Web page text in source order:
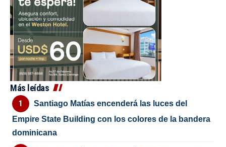
Más leídas
Santiago Matías encenderá las luces del
Empire State Building con los colores de la bandera
dominicana